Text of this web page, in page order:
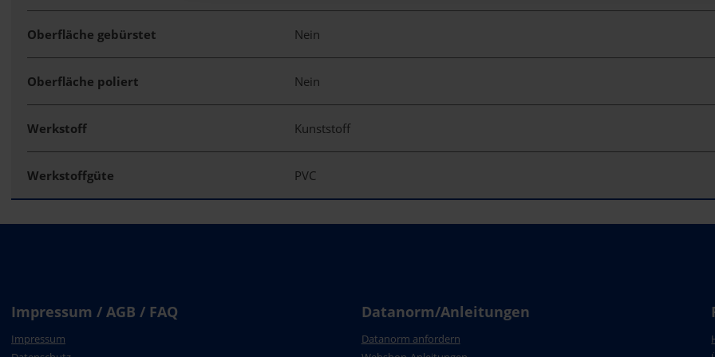
Oberfläche gebürstet Nein
Oberfläche poliert Nein
Werkstoff Kunststoff
Werkstoffgüte PVC
Impressum / AGB / FAQ
Impressum
Datanorm/Anleitungen
Datanorm anfordern